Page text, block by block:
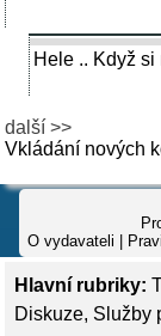
Hlavní rubriky:
Diskuze, Služby
Hele .. Když
další >>
Vkládání nových
O vydavateli